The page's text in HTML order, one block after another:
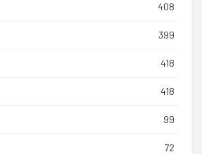
408
399
418
418
99
72